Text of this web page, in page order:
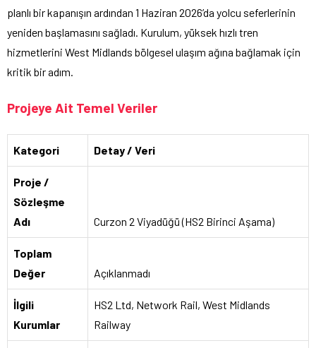
planlı bir kapanışın ardından 1 Haziran 2026’da yolcu seferlerinin
yeniden başlamasını sağladı. Kurulum, yüksek hızlı tren
hizmetlerini West Midlands bölgesel ulaşım ağına bağlamak için
kritik bir adım.
Projeye Ait Temel Veriler
Kategori Detay / Veri
Proje /
Sözleşme
Adı
Curzon 2 Viyadüğü (HS2 Birinci Aşama)
Toplam
Değer
Açıklanmadı
İlgili
Kurumlar
HS2 Ltd, Network Rail, West Midlands
Railway